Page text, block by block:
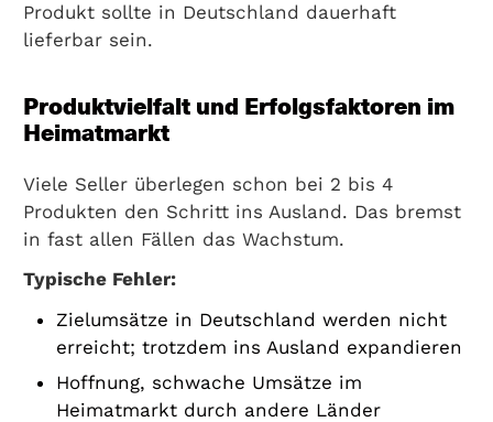
Produkt sollte in Deutschland dauerhaft
lieferbar sein.
Produktvielfalt und Erfolgsfaktoren im
Heimatmarkt
Viele Seller überlegen schon bei 2 bis 4
Produkten den Schritt ins Ausland. Das bremst
in fast allen Fällen das Wachstum.
Typische Fehler:
Zielumsätze in Deutschland werden nicht
erreicht; trotzdem ins Ausland expandieren
Hoffnung, schwache Umsätze im
Heimatmarkt durch andere Länder